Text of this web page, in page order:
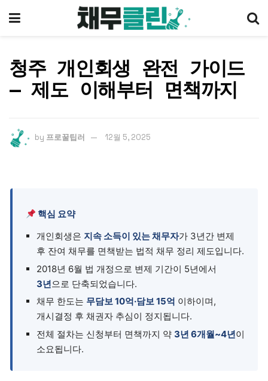
청주 개인회생 완전 가이드
— 제도 이해부터 면책까지
by 프로꿀팁러 12월 5, 2025
핵심 요약
개인회생은 지속 소득이 있는 채무자가 3년간 변제
후 잔여 채무를 면책받는 법적 채무 정리 제도입니다.
2018년 6월 법 개정으로 변제 기간이 5년에서
3년으로 단축되었습니다.
채무 한도는 무담보 10억·담보 15억 이하이며,
개시결정 후 채권자 추심이 정지됩니다.
전체 절차는 신청부터 면책까지 약 3년 6개월~4년이
소요됩니다.